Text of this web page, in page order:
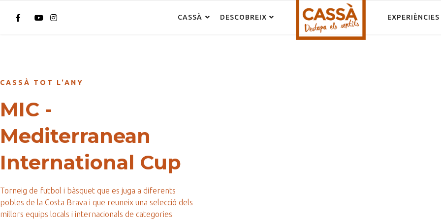
CASSÀ DESCOBREIX EXPERIÈNCIES
CASSÀ TOT L'ANY
MIC -
Mediterranean
International Cup
Torneig de futbol i bàsquet que es juga a diferents
pobles de la Costa Brava i que reuneix una selecció dels
millors equips locals i internacionals de categories